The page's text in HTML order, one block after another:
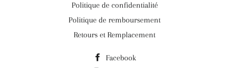
Politique de confidentialité
Politique de remboursement
Retours et Remplacement
Facebook